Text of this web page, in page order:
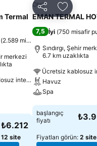
ekle
Termal
(2.589 misafir puanı
merkezi
Ücretsiz kablosuz internet
₺6.212
12 site
Paylaş
Otel
EMAN TERMAL
7,5 İyi (750 misafir
Sındırgı, Şehir
6.7 km uzaklıkta
Havuz
Spa
Fiyatları görün
başlangıç
fiyatı
Fiyatları görün: 2 site